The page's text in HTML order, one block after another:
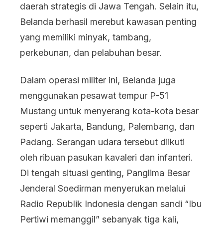
daerah strategis di Jawa Tengah. Selain itu,
Belanda berhasil merebut kawasan penting
yang memiliki minyak, tambang,
perkebunan, dan pelabuhan besar.
Dalam operasi militer ini, Belanda juga
menggunakan pesawat tempur P-51
Mustang untuk menyerang kota-kota besar
seperti Jakarta, Bandung, Palembang, dan
Padang. Serangan udara tersebut diikuti
oleh ribuan pasukan kavaleri dan infanteri.
Di tengah situasi genting, Panglima Besar
Jenderal Soedirman menyerukan melalui
Radio Republik Indonesia dengan sandi “Ibu
Pertiwi memanggil” sebanyak tiga kali,